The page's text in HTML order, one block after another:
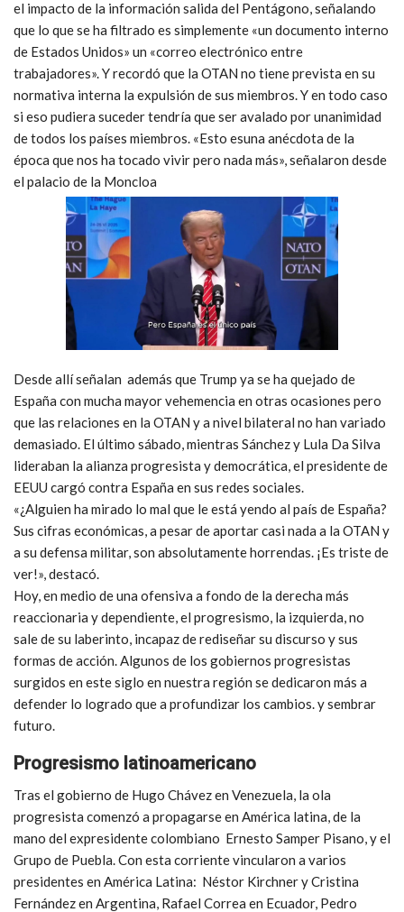
el impacto de la información salida del Pentágono, señalando
que lo que se ha filtrado es simplemente «un documento interno
de Estados Unidos» un «correo electrónico entre
trabajadores». Y recordó que la OTAN no tiene prevista en su
normativa interna la expulsión de sus miembros. Y en todo caso
si eso pudiera suceder tendría que ser avalado por unanimidad
de todos los países miembros. «Esto esuna anécdota de la
época que nos ha tocado vivir pero nada más», señalaron desde
el palacio de la Moncloa
Desde allí señalan además que Trump ya se ha quejado de
España con mucha mayor vehemencia en otras ocasiones pero
que las relaciones en la OTAN y a nivel bilateral no han variado
demasiado. El último sábado, mientras Sánchez y Lula Da Silva
lideraban la alianza progresista y democrática, el presidente de
EEUU cargó contra España en sus redes sociales.
«¿Alguien ha mirado lo mal que le está yendo al país de España?
Sus cifras económicas, a pesar de aportar casi nada a la OTAN y
a su defensa militar, son absolutamente horrendas. ¡Es triste de
ver!», destacó.
Hoy, en medio de una ofensiva a fondo de la derecha más
reaccionaria y dependiente, el progresismo, la izquierda, no
sale de su laberinto, incapaz de rediseñar su discurso y sus
formas de acción. Algunos de los gobiernos progresistas
surgidos en este siglo en nuestra región se dedicaron más a
defender lo logrado que a profundizar los cambios. y sembrar
futuro.
Progresismo latinoamericano
Tras el gobierno de Hugo Chávez en Venezuela, la ola
progresista comenzó a propagarse en América latina, de la
mano del expresidente colombiano Ernesto Samper Pisano, y el
Grupo de Puebla. Con esta corriente vincularon a varios
presidentes en América Latina: Néstor Kirchner y Cristina
Fernández en Argentina, Rafael Correa en Ecuador, Pedro